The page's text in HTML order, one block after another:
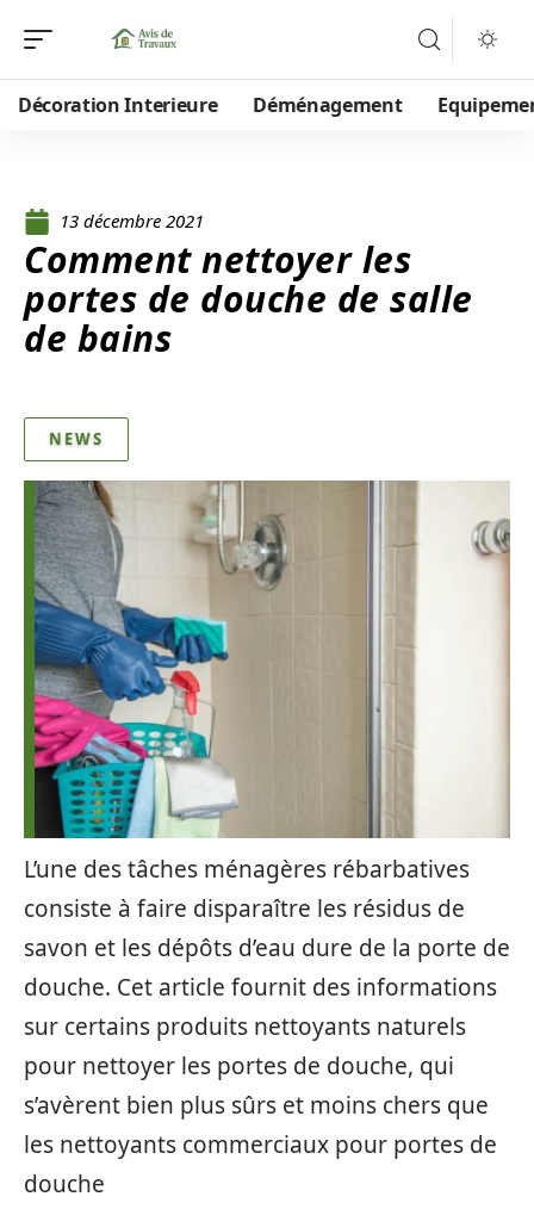
Décoration Interieure Déménagement
13 décembre 2021
Comment nettoyer les
portes de douche de salle
de bains
NEWS
L’une des tâches ménagères rébarbatives
consiste à faire disparaître les résidus de
savon et les dépôts d’eau dure de la porte de
douche. Cet article fournit des informations
sur certains produits nettoyants naturels
pour nettoyer les portes de douche, qui
s’avèrent bien plus sûrs et moins chers que
les nettoyants commerciaux pour portes de
douche